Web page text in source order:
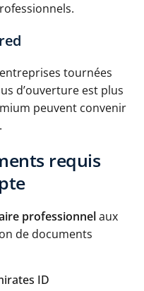
tournées
d’ouverture est plus
peuvent convenir
requis
professionnelaux
de documents
ID